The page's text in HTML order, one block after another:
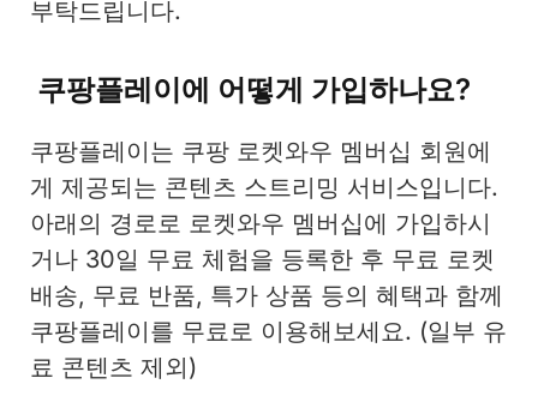
부탁드립니다.
쿠팡플레이에 어떻게 가입하나요?
쿠팡플레이는 쿠팡 로켓와우 멤버십 회원에
게 제공되는 콘텐츠 스트리밍 서비스입니다.
아래의 경로로 로켓와우 멤버십에 가입하시
거나 30일 무료 체험을 등록한 후 무료 로켓
배송, 무료 반품, 특가 상품 등의 혜택과 함께
쿠팡플레이를 무료로 이용해보세요. (일부 유
료 콘텐츠 제외)